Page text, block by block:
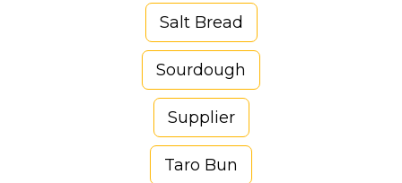
Salt Bread
Sourdough
Supplier
Taro Bun